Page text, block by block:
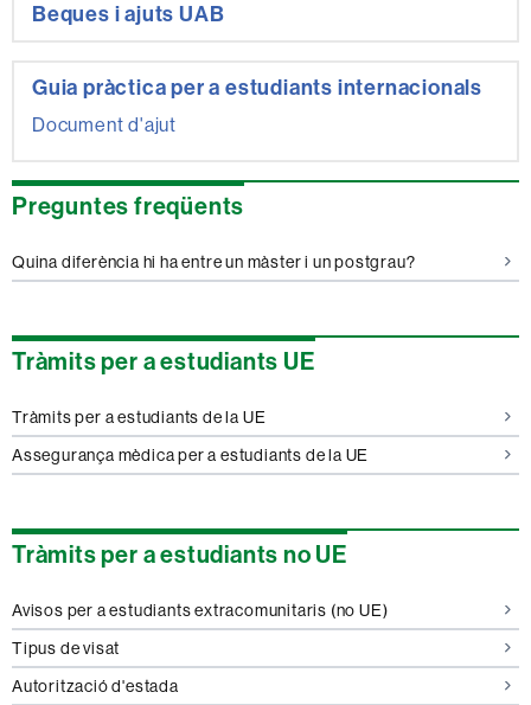
Beques i ajuts UAB
Guia pràctica per a estudiants internacionals
Document d'ajut
Preguntes freqüents
Quina diferència hi ha entre un màster i un postgrau?
Tràmits per a estudiants UE
Tràmits per a estudiants de la UE
Assegurança mèdica per a estudiants de la UE
Tràmits per a estudiants no UE
Avisos per a estudiants extracomunitaris (no UE)
Tipus de visat
Autorització d'estada